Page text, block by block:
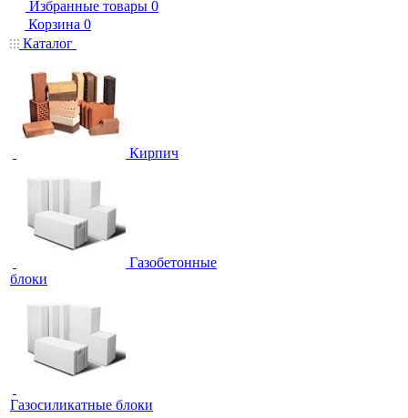
Избранные товары 0
Корзина 0
Каталог
Кирпич
Газобетонные
блоки
Газосиликатные блоки